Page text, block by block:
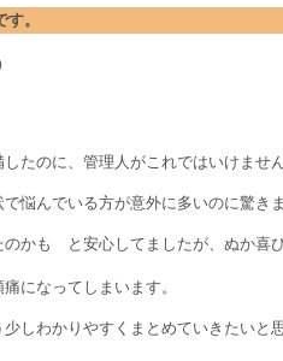
。
たのに、管理人がこれではいけませ
悩んでいる方が意外に多いのに驚きま
かも と安心してましたが、ぬか喜
になってしまいます。
しわかりやすくまとめていきたいと